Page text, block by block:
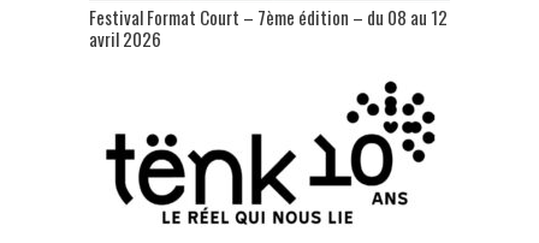
Festival Format Court – 7ème édition – du 08 au 12
avril 2026